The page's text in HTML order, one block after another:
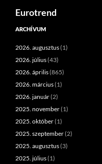
Kilépés
Eurotrend
ARCHÍVUM
2026. augusztus(1)
2026. július(43)
2026. április(865)
2026. március(1)
2026. január(2)
2025. november(1)
2025. október(1)
2025. szeptember(2)
2025. augusztus(3)
2025. július(1)